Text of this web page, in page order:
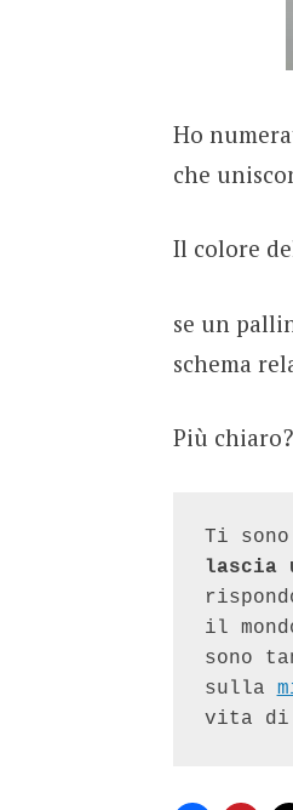
Ho
che
Il colore
se un
schema
Più
lascia
il
sono
sulla
vita